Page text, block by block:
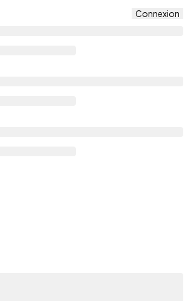
Connexion